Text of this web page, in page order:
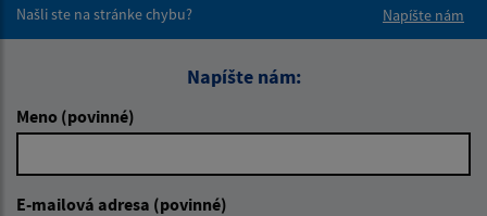
Našli ste na stránke chybu?
Napíšte nám
Napíšte nám:
Meno (povinné)
E-mailová adresa (povinné)